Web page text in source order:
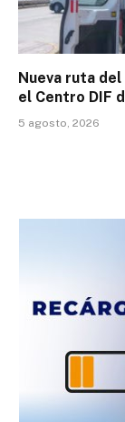
Nueva ruta
el Centro DIF
5 agosto, 2026